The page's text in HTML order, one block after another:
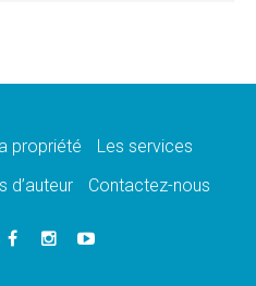
l'Église accompagne les
de la dignité
propriété
Les services
d’auteur Contactez-nous